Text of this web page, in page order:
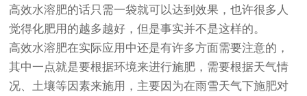
高效水溶肥的话只需一袋就可以达到效果，也许很多人
觉得化肥用的越多越好，但是事实并不是这样的。
高效水溶肥在实际应用中还是有许多方面需要注意的，
其中一点就是要根据环境来进行施肥，需要根据天气情
况、土壤等因素来施用，主要因为在雨雪天气下施肥对